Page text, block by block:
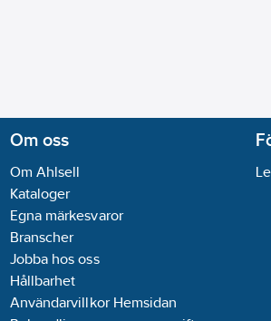
Om oss
Om Ahlsell
Kataloger
Egna märkesvaror
Branscher
Jobba hos oss
Hållbarhet
Användarvillkor Hemsidan